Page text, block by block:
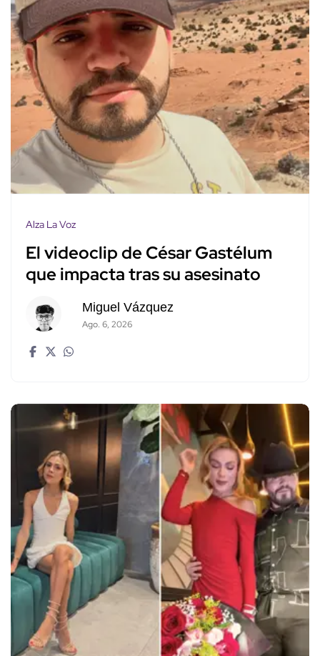
Alza La Voz
El videoclip de César Gastélum
que impacta tras su asesinato
Miguel Vázquez
Ago. 6, 2026